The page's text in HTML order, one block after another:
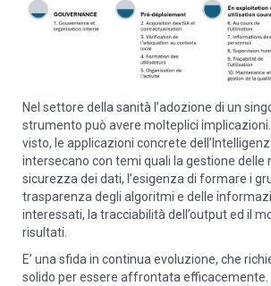
Nel settore della sanità l’adozione di un
strumento può avere molteplici
visto, le applicazioni concrete
intersecano con temi quali la gestione delle
sicurezza dei dati, l’esigenza di formare i
trasparenza degli algoritmi e delle
interessati, la tracciabilità dell’output ed il
risultati.
E’ una sfida in continua evoluzione, che
solido per essere affrontata efficacemente.